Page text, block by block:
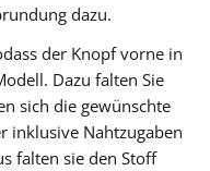
dazu.
der Knopf vorne in
Dazu falten Sie
sich die gewünschte
inklusive Nahtzugaben
falten sie den Stoff